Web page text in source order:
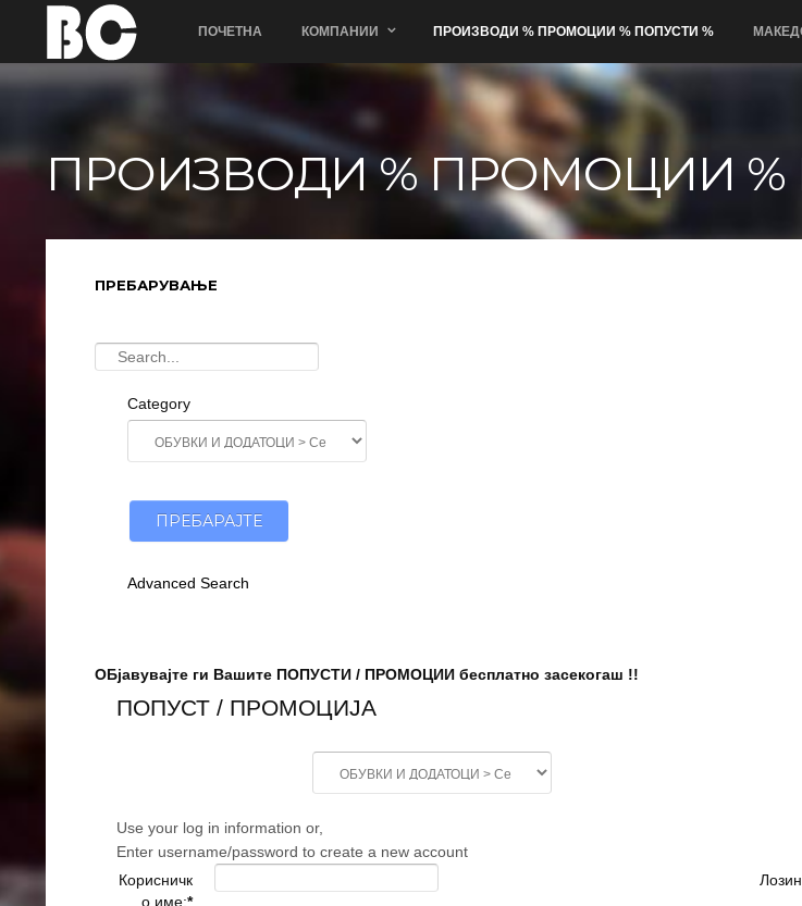
ПОЧЕТНА КОМПАНИИ ПРОИЗВОДИ % ПРОМОЦИИ % ПОПУСТИ %
ПРОИЗВОДИ % ПРОМОЦИИ %
ПРЕБАРУВАЊЕ
Category
Advanced Search
ОБјавувајте ги Вашите ПОПУСТИ / ПРОМОЦИИ бесплатно засекогаш !!
ПОПУСТ / ПРОМОЦИЈА
Use your log in information or,
Enter username/password to create a new account
Корисничк
о име:*